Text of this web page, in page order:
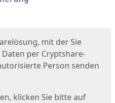
mit der Sie
Daten per Cryptshare-
Person senden
klicken Sie bitte auf